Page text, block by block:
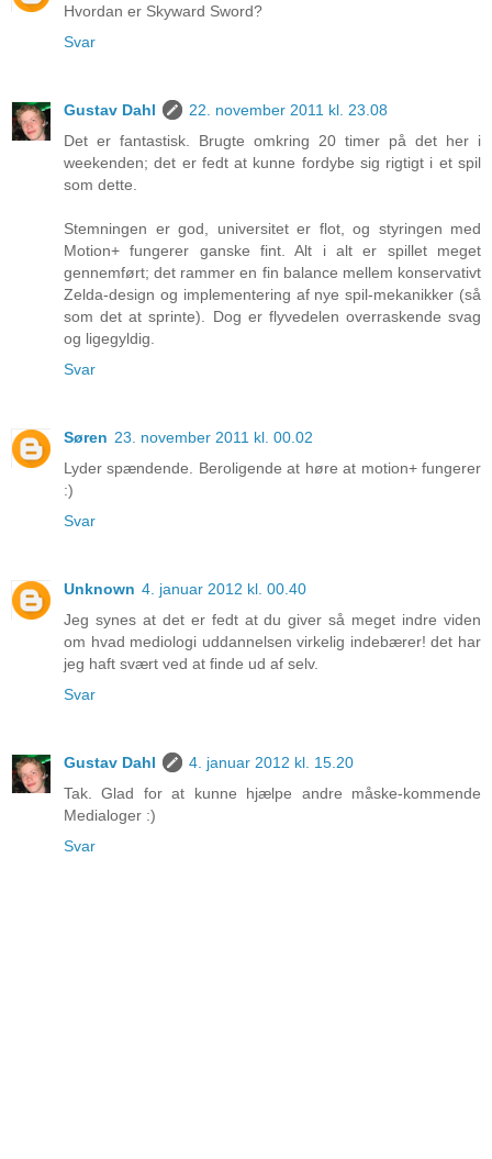
Hvordan er Skyward Sword?
Svar
Gustav Dahl
22. november 2011 kl. 23.08
Det er fantastisk. Brugte omkring 20 timer på det her i
weekenden; det er fedt at kunne fordybe sig rigtigt i et spil
som dette.
Stemningen er god, universitet er flot, og styringen med
Motion+ fungerer ganske fint. Alt i alt er spillet meget
gennemført; det rammer en fin balance mellem konservativt
Zelda-design og implementering af nye spil-mekanikker (så
som det at sprinte). Dog er flyvedelen overraskende svag
og ligegyldig.
Svar
Søren 23. november 2011 kl. 00.02
Lyder spændende. Beroligende at høre at motion+ fungerer
:)
Svar
Unknown 4. januar 2012 kl. 00.40
Jeg synes at det er fedt at du giver så meget indre viden
om hvad mediologi uddannelsen virkelig indebærer! det har
jeg haft svært ved at finde ud af selv.
Svar
Gustav Dahl
4. januar 2012 kl. 15.20
Tak. Glad for at kunne hjælpe andre måske-kommende
Medialoger :)
Svar